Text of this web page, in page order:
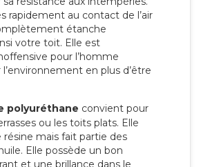
rapidement au contact de l’air
étanche
votre toit. Elle est
pour l’homme
en plus d’être
polyuréthane convient pour
ou les toits plats. Elle
résine mais fait partie des
Elle possède un bon